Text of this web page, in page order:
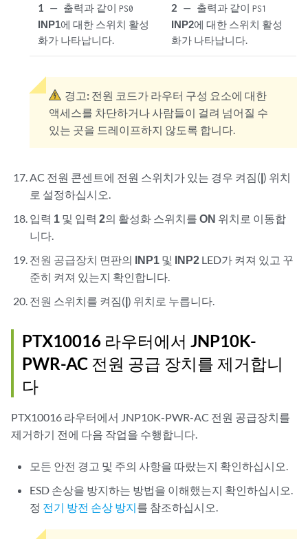
1 — 출력과 같이 PS0
INP1에 대한 스위치 활성
화가 나타납니다.
2 — 출력과 같이 PS1
INP2에 대한 스위치 활성
화가 나타납니다.
경고: 전원 코드가 라우터 구성 요소에 대한
액세스를 차단하거나 사람들이 걸려 넘어질 수
있는 곳을 드레이프하지 않도록 합니다.
AC 전원 콘센트에 전원 스위치가 있는 경우 켜짐(|) 위치
로 설정하십시오.
입력 1 및 입력2의 활성화 스위치를ON 위치로 이동합
니다.
전원 공급장치 면판의 INP1 및 INP2 LED가 켜져 있고 꾸
준히 켜져 있는지 확인합니다.
전원 스위치를 켜짐(|) 위치로 누릅니다.
PTX10016 라우터에서 JNP10K-
PWR-AC 전원 공급 장치를 제거합니
다
PTX10016 라우터에서 JNP10K-PWR-AC 전원 공급장치를
제거하기 전에 다음 작업을 수행합니다.
모든 안전 경고 및 주의 사항을 따랐는지 확인하십시오.
ESD 손상을 방지하는 방법을 이해했는지 확인하십시오.
정 전기 방전 손상 방지를 참조하십시오.